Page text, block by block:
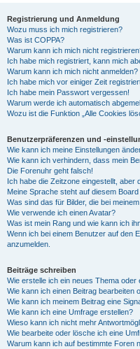
Registrierung und Anmeldung
Wozu muss ich mich registrieren?
Was ist COPPA?
Warum kann ich mich nicht
Ich habe mich registriert, kann mich
Warum kann ich mich nicht anmelden?
Ich habe mich vor einiger Zeit
Ich habe mein Passwort vergessen!
Warum werde ich automatisch
Wozu ist die Funktion „Alle Cookies
Benutzerpräferenzen und -
Wie kann ich meine Einstellungen
Wie kann ich verhindern, dass mein
Die Forenuhr geht falsch!
Ich habe die Zeitzone eingestellt, aber
Meine Sprache steht auf diesem
Was sind das für Bilder, die bei
Wie verwende ich einen Avatar?
Was ist mein Rang und wie kann ich
Wenn ich bei einem Benutzer auf den
anzumelden.
Beiträge schreiben
Wie erstelle ich ein neues Thema oder
Wie kann ich einen Beitrag bearbeiten
Wie kann ich meinem Beitrag eine
Wie kann ich eine Umfrage erstellen?
Wieso kann ich nicht mehr
Wie bearbeite oder lösche ich eine
Warum kann ich auf bestimmte Foren